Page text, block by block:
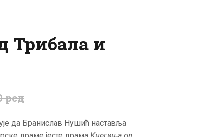
Трибала и
рсд
да Бранислав Нушић наставља
драме јесте драма Кнегиња од